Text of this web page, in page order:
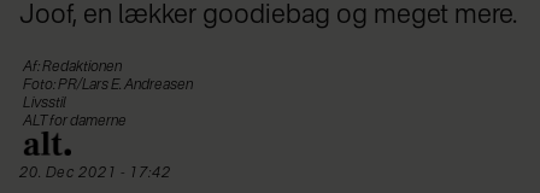
Joof, en lækker goodiebag og meget mere.
Af: Redaktionen
Foto: PR/Lars E. Andreasen
Livsstil
ALT for damerne
20. Dec 2021 - 17:42